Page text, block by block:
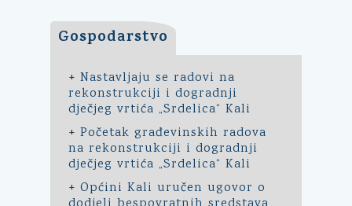
Gospodarstvo
+ Nastavljaju se radovi na
rekonstrukciji i dogradnji
dječjeg vrtića „Srdelica“ Kali
+ Početak građevinskih radova
na rekonstrukciji i dogradnji
dječjeg vrtića „Srdelica“ Kali
+ Općini Kali uručen ugovor o